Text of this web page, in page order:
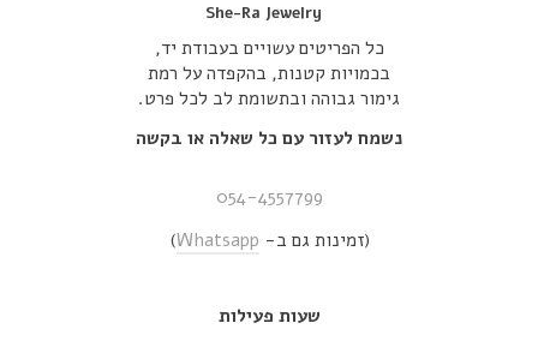
She-Ra Jewelry
כל הפריטים עשויים בעבודת יד,
בכמויות קטנות, בהקפדה על רמת
גימור גבוהה ובתשומת לב לכל פרט.
נשמח לעזור עם כל שאלה או בקשה
054-4557799
(זמינות גם ב- Whatsapp
)
שעות פעילות